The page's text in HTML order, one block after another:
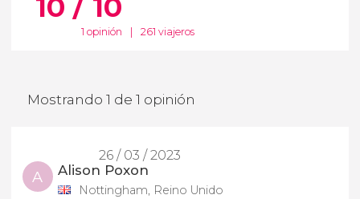
1 opinión 261 viajeros
Mostrando 1 de 1 opinión
26 / 03 / 2023
A Alison Poxon
Nottingham, Reino Unido